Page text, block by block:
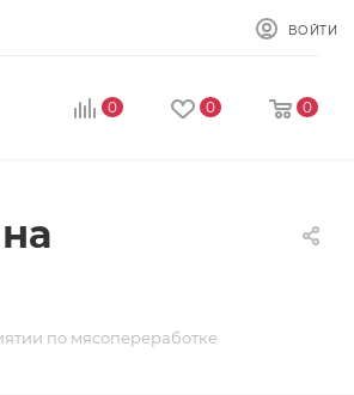
ВОЙТИ
0 0 0
по мясопереработке